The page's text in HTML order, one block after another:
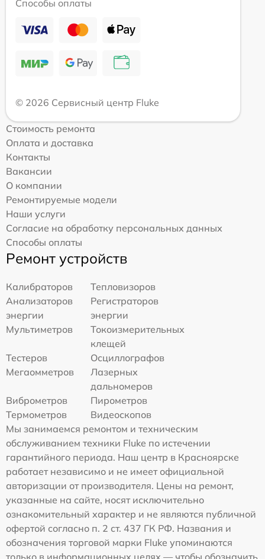
Способы оплаты
© 2026 Сервисный центр Fluke
Стоимость ремонта
Оплата и доставка
Контакты
Вакансии
О компании
Ремонтируемые модели
Наши услуги
Согласие на обработку персональных данных
Способы оплаты
Ремонт устройств
Калибраторов
Тепловизоров
Анализаторов
энергии
Регистраторов
энергии
Мультиметров
Токоизмерительных
клещей
Тестеров
Осциллографов
Мегаомметров
Лазерных
дальномеров
Виброметров
Пирометров
Термометров
Видеоскопов
Мы занимаемся ремонтом и техническим
обслуживанием техники Fluke по истечении
гарантийного периода. Наш центр в Красноярске
работает независимо и не имеет официальной
авторизации от производителя. Цены на ремонт,
указанные на сайте, носят исключительно
ознакомительный характер и не являются публичной
офертой согласно п. 2 ст. 437 ГК РФ. Названия и
обозначения торговой марки Fluke упоминаются
только в информационных целях — чтобы обозначить